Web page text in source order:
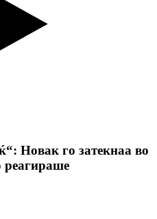
Новак го затекнаа во
реагираше